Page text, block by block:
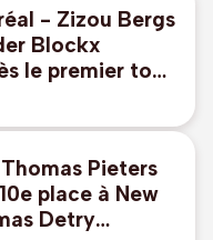
- Zizou Bergs
Blockx
le premier tour
Pieters
place à New
Detry